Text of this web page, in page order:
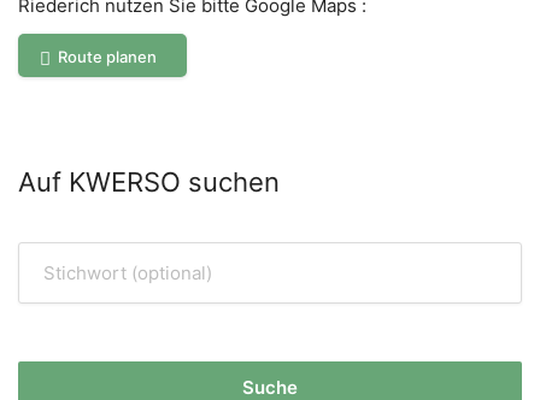
Riederich nutzen Sie bitte Google Maps :
Route planen
Auf KWERSO suchen
Suche